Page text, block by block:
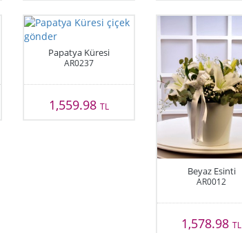
Papatya Küresi
AR0237
1,559.98 TL
Beyaz Esinti
AR0012
1,578.98TL